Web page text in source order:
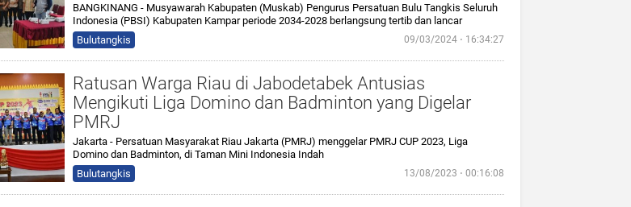
BANGKINANG - Musyawarah Kabupaten (Muskab) Pengurus Persatuan Bulu Tangkis Seluruh
Indonesia (PBSI) Kabupaten Kampar periode 2034-2028 berlangsung tertib dan lancar
Bulutangkis
09/03/2024 ⋅ 16:34:27
Ratusan Warga Riau di Jabodetabek Antusias
Mengikuti Liga Domino dan Badminton yang Digelar
PMRJ
Jakarta - Persatuan Masyarakat Riau Jakarta (PMRJ) menggelar PMRJ CUP 2023, Liga
Domino dan Badminton, di Taman Mini Indonesia Indah
Bulutangkis
13/08/2023 ⋅ 00:16:08